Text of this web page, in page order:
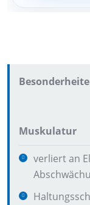
Muskulatur
verliert an